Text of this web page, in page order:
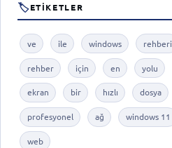
🏷ETIKETLER
ve ile windows rehberi
rehber için en yolu
ekran bir hızlı dosya
profesyonel ağ windows 11
web